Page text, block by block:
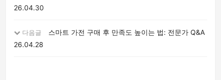
26.04.30
다음글
스마트 가전 구매 후 만족도 높이는 법: 전문가 Q&A
26.04.28